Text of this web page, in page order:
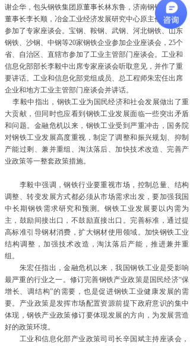
谢企华，包头钢铁集团原董事长林东鲁，济南钢铁集团原
董事长李长顺，冶金工业经济发展研究中心原主任刘勇昌
参加了专家座谈会。宝钢、鞍钢、武钢、河北钢铁、山东
钢铁、沙钢、中钢等20家钢铁企业参加企业座谈会，25个
省、自治区、直辖市参加了工业主管部门座谈会。工业和
信息化部部长李毅中出席专家座谈会听取意见，并作了重
要讲话。工业和信息化部党组成员、总工程师朱宏任出席
企业和地方工业主管部门座谈会并讲话。
李毅中指出，钢铁工业为国民经济和社会发展做出了重
大贡献，但同时也应看到钢铁工业发展面临一些突出矛盾
和问题。金融危机以来，钢铁工业受到严重冲击，国务院
对钢铁工业发展高度重视，制定了调整和振兴规划、抑制
产能过剩、兼并重组、淘汰落后、加快技术改造、完善产
业政策等一整套政策措施。
李毅中强调，钢铁行业要重视市场，控制总量、结构
调整、转变发展方式都必须从市场需求出发，要加强我国
中长期钢铁需求研究和预测。钢铁工业发展要以内需为
主，鼓励间接出口，不鼓励直接出口。完善标准，通过提
高标准引导钢材消费，扩大钢材使用领域。加快钢铁工业
结构调整，加强技术改造，淘汰落后产能，推进兼并重
组。
朱宏任指出，金融危机以来，我国钢铁工业是受影响
最严重的行业之一。修订完善钢铁产业政策是国民经济“保
增长、调结构”的需要，也是促进钢铁工业健康发展的需
要。产业政策是发挥市场配置资源前提下政府意识的集中
体现，钢铁产业政策修订要体现发展的方向，为发展营造
好的政策环境。
工业和信息化部产业政策司司长辛国斌主持座谈会，